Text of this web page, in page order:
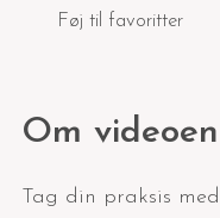
Føj til favoritter
Om videoen
Tag din praksis